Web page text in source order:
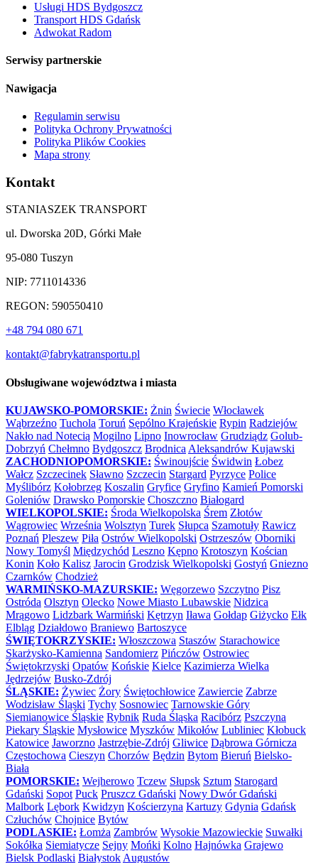
Usługi HDS Bydgoszcz
Transport HDS Gdańsk
Adwokat Radom
Serwisy partnerskie
Nawigacja
Regulamin serwisu
Polityka Ochrony Prywatności
Polityka Plików Cookies
Mapa strony
Kontakt
STANIASZEK TRANSPORT
ul. Dworska 20D, Górki Małe
95-080 Tuszyn
NIP: 7711014336
REGON: 590550410
+48 794 080 671
kontakt@fabrykatransportu.pl
Obsługiwane województwa i miasta
KUJAWSKO-POMORSKIE: Żnin Świecie Włocławek
Wąbrzeźno Tuchola Toruń Sępólno Krajeńskie Rypin Radziejów
Nakło nad Notecią Mogilno Lipno Inowrocław Grudziądz Golub-
Dobrzyń Chełmno Bydgoszcz Brodnica Aleksandrów Kujawski
ZACHODNIOPOMORSKIE: Świnoujście Świdwin Łobez
Wałcz Szczecinek Sławno Szczecin Stargard Pyrzyce Police
Myślibórz Kołobrzeg Koszalin Gryfice Gryfino Kamień Pomorski
Goleniów Drawsko Pomorskie Choszczno Białogard
WIELKOPOLSKIE: Środa Wielkopolska Śrem Złotów
Wągrowiec Września Wolsztyn Turek Słupca Szamotuły Rawicz
Poznań Pleszew Piła Ostrów Wielkopolski Ostrzeszów Oborniki
Nowy Tomyśl Międzychód Leszno Kępno Krotoszyn Kościan
Konin Koło Kalisz Jarocin Grodzisk Wielkopolski Gostyń Gniezno
Czarnków Chodzież
WARMIŃSKO-MAZURSKIE: Węgorzewo Szczytno Pisz
Ostróda Olsztyn Olecko Nowe Miasto Lubawskie Nidzica
Mrągowo Lidzbark Warmiński Kętrzyn Iława Gołdap Giżycko Ełk
Elbląg Działdowo Braniewo Bartoszyce
ŚWIĘTOKRZYSKIE: Włoszczowa Staszów Starachowice
Skarżysko-Kamienna Sandomierz Pińczów Ostrowiec
Świętokrzyski Opatów Końskie Kielce Kazimierza Wielka
Jędrzejów Busko-Zdrój
ŚLĄSKIE: Żywiec Żory Świętochłowice Zawiercie Zabrze
Wodzisław Śląski Tychy Sosnowiec Tarnowskie Góry
Siemianowice Śląskie Rybnik Ruda Śląska Racibórz Pszczyna
Piekary Śląskie Mysłowice Myszków Mikołów Lubliniec Kłobuck
Katowice Jaworzno Jastrzębie-Zdrój Gliwice Dąbrowa Górnicza
Częstochowa Cieszyn Chorzów Będzin Bytom Bieruń Bielsko-
Biała
POMORSKIE: Wejherowo Tczew Słupsk Sztum Starogard
Gdański Sopot Puck Pruszcz Gdański Nowy Dwór Gdański
Malbork Lębork Kwidzyn Kościerzyna Kartuzy Gdynia Gdańsk
Człuchów Chojnice Bytów
PODLASKIE: Łomża Zambrów Wysokie Mazowieckie Suwałki
Sokółka Siemiatycze Sejny Mońki Kolno Hajnówka Grajewo
Bielsk Podlaski Białystok Augustów